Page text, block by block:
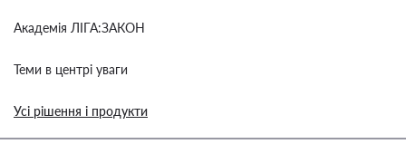
Академія ЛІГА:ЗАКОН
Теми в центрі уваги
Усі рішення і продукти